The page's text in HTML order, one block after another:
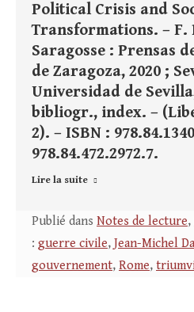
Political Crisis and
Transformations. – F.
Saragosse : Prensas
de Zaragoza, 2020 ;
Universidad de
bibliogr., index. –
2). – ISBN :
978.84.472.2972.7.
Lire la suite
Publié dans Notes de lecture,
: guerre civile, Jean-Michel
gouvernement, Rome,